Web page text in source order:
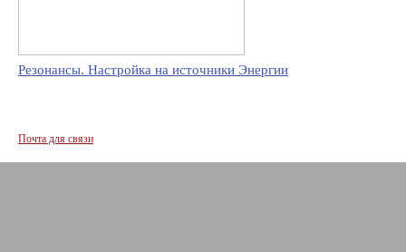
Резонансы. Настройка на источники Энергии
Почта для связи